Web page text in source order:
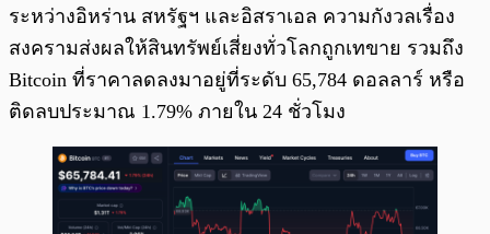
ระหว่างอิหร่าน สหรัฐฯ และอิสราเอล ความกังวลเรื่อง
สงครามส่งผลให้สินทรัพย์เสี่ยงทั่วโลกถูกเทขาย รวมถึง
Bitcoin ที่ราคาลดลงมาอยู่ที่ระดับ 65,784 ดอลลาร์ หรือ
ติดลบประมาณ 1.79% ภายใน 24 ชั่วโมง